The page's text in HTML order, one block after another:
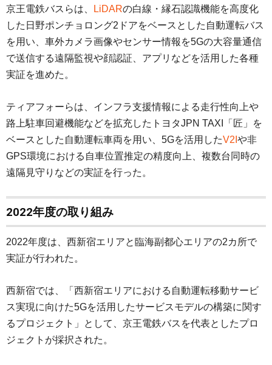
京王電鉄バスらは、 LiDARの白線・縁石認識機能を高度化
した日野ポンチョロング2ドアをベースとした自動運転バス
を用い、車外カメラ画像やセンサー情報を5Gの大容量通信
で送信する遠隔監視や顔認証、アプリなどを活用した各種
実証を進めた。
ティアフォーらは、インフラ支援情報による走行性向上や
路上駐車回避機能などを拡充したトヨタJPN TAXI「匠」を
ベースとした自動運転車両を用い、5Gを活用したV2I や非
GPS環境における自車位置推定の精度向上、複数台同時の
遠隔見守りなどの実証を行った。
2022年度の取り組み
2022年度は、西新宿エリアと臨海副都心エリアの2カ所で
実証が行われた。
西新宿では、「西新宿エリアにおける自動運転移動サービ
ス実現に向けた5Gを活用したサービスモデルの構築に関す
るプロジェクト」として、京王電鉄バスを代表としたプロ
ジェクトが採択された。